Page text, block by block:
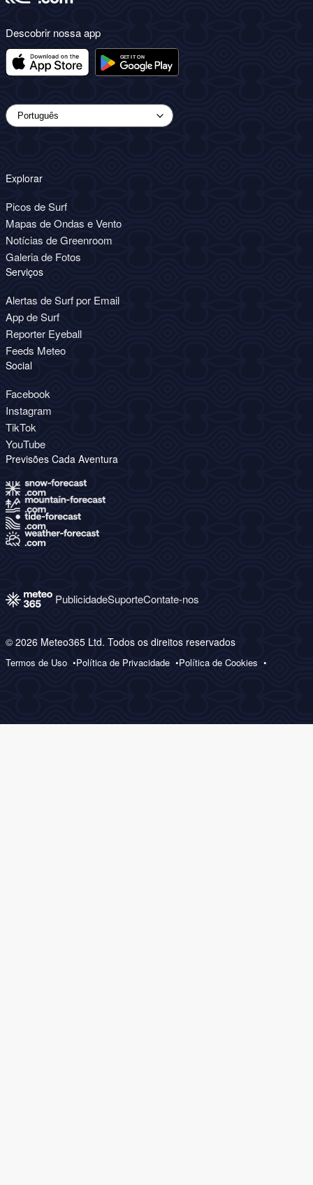
Descobrir nossa app
Explorar
Picos de Surf
Mapas de Ondas e Vento
Notícias de Greenroom
Galeria de Fotos
Serviços
Alertas de Surf por Email
App de Surf
Reporter Eyeball
Feeds Meteo
Social
Facebook
Instagram
TikTok
YouTube
Previsões Cada Aventura
PublicidadeSuporteContate-nos
© 2026 Meteo365 Ltd. Todos os direitos reservados
Termos de Uso Política de Privacidade Política de Cookies